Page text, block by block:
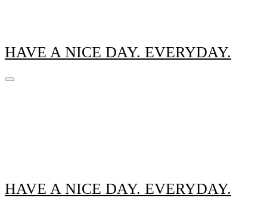
HAVE A NICE DAY. EVERYDAY.
HAVE A NICE DAY. EVERYDAY.